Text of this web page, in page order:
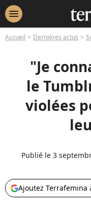
menu
Accueil Dernières actus
"Je
le
violées
Publié le 3
Ajoutez Terrafemina